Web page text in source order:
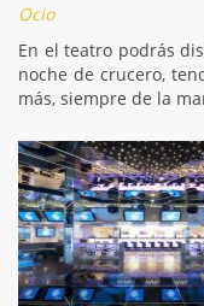
Ocio
En el teatro podrás
noche de crucero,
más, siempre de la